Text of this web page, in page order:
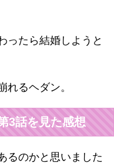
ったら結婚しようと
るヘダン。
3話を見た感想
るのかと思いました